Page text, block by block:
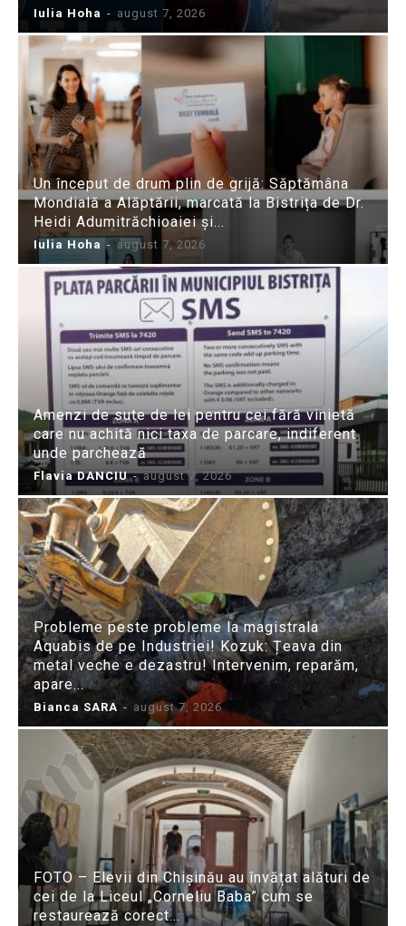
Iulia Hoha - august 7, 2026
Un început de drum plin de grijă: Săptămâna
Mondială a Alăptării, marcată la Bistrița de Dr.
Heidi Adumitrăchioaiei și...
Iulia Hoha - august 7, 2026
Amenzi de sute de lei pentru cei fără vinietă
care nu achită nici taxa de parcare, indiferent
unde parchează
Flavia DANCIU - august 7, 2026
Probleme peste probleme la magistrala
Aquabis de pe Industriei! Kozuk: Țeava din
metal veche e dezastru! Intervenim, reparăm,
apare...
Bianca SARA - august 7, 2026
FOTO – Elevii din Chișinău au învățat alături de
cei de la Liceul „Corneliu Baba” cum se
restaurează corect...